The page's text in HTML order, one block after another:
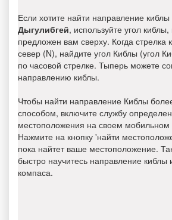
Если хотите найти направление
Дыгулибгей, используйте угол
предложен вам сверху. Когда стрелка
север (N), найдите угол Киблы (угол
по часовой стрелке. Тыперь можете
направлению киблы.
Чтобы найти направление Киблы
способом, включите службу
местоположения на своем мобильном
Нажмите на кнопку 'найти
пока найтет ваше местоположение.
быстро научитесь направление киблы
компаса.